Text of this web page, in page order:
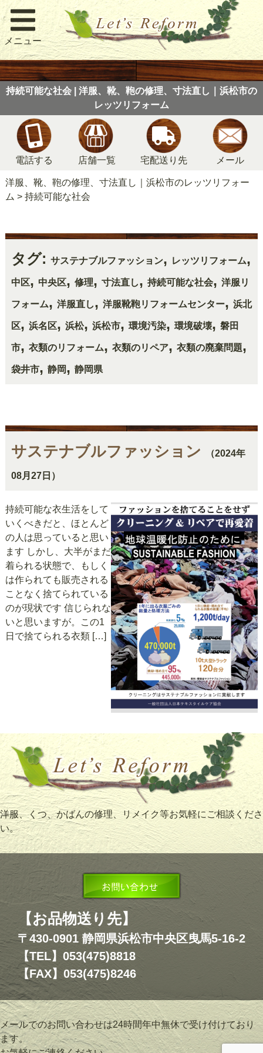
メニュー
持続可能な社会 | 洋服、靴、鞄の修理、寸法直し｜浜松市の
レッツリフォーム
電話する 店舗一覧 宅配送り先 メール
洋服、靴、鞄の修理、寸法直し｜浜松市のレッツリフォー
ム > 持続可能な社会
タグ: サステナブルファッション, レッツリフォーム,
中区, 中央区, 修理, 寸法直し, 持続可能な社会, 洋服リ
フォーム, 洋服直し, 洋服靴鞄リフォームセンター, 浜北
区, 浜名区, 浜松, 浜松市, 環境汚染, 環境破壊, 磐田
市, 衣類のリフォーム, 衣類のリペア, 衣類の廃棄問題,
袋井市, 静岡, 静岡県
サステナブルファッション （2024年
08月27日）
持続可能な衣生活をして
いくべきだと、ほとんど
の人は思っていると思い
ます しかし、大半がまだ
着られる状態で、もしく
は作られても販売される
ことなく捨てられている
のが現状です 信じられな
いと思いますが。この1
日で捨てられる衣類 […]
洋服、くつ、かばんの修理、リメイク等お気軽にご相談くださ
い。
【お品物送り先】
〒430-0901 静岡県浜松市中央区曳馬5-16-2
【TEL】053(475)8818
【FAX】053(475)8246
メールでのお問い合わせは24時間年中無休で受け付けており
ます。